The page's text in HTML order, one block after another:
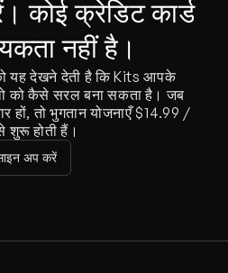
कोई क्रेडिट कार्ड
नहीं है।
यह देखने देती है कि Kits आपके
को कैसे सरल बना सकता है। जब
तो भुगतान योजनाएँ $14.99 /
शुरू होती हैं।
अप करें